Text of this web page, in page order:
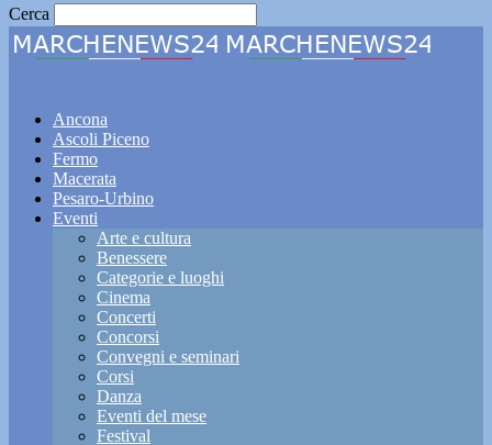
Cerca
Ancona
Ascoli Piceno
Fermo
Macerata
Pesaro-Urbino
Eventi
Arte e cultura
Benessere
Categorie e luoghi
Cinema
Concerti
Concorsi
Convegni e seminari
Corsi
Danza
Eventi del mese
Festival